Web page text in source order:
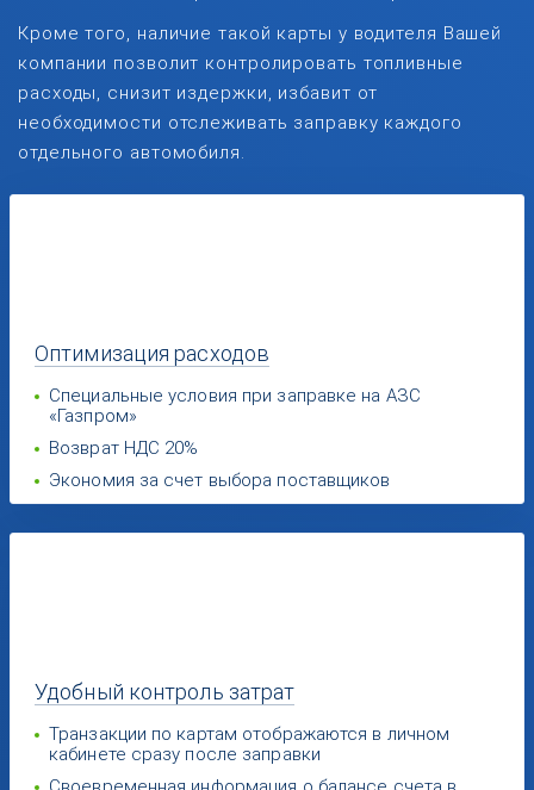
Кроме того, наличие такой карты у водителя Вашей
компании позволит контролировать топливные
расходы, снизит издержки, избавит от
необходимости отслеживать заправку каждого
отдельного автомобиля.
Оптимизациярасходов
Специальные условия при заправке на АЗС
«Газпром»
Возврат НДС 20%
Экономия за счет выбора поставщиков
Удобный контроль затрат
Транзакции по картам отображаются в личном
кабинете сразу после заправки